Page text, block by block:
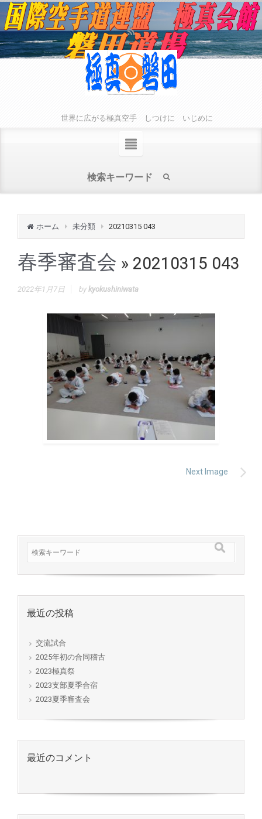
世界に広がる極真空手 しつけに いじめに
ホーム 未分類 20210315 043
春季審査会 » 20210315 043
2022年1月7日 by kyokushiniwata
Next Image
最近の投稿
交流試合
2025年初の合同稽古
2023極真祭
2023支部夏季合宿
2023夏季審査会
最近のコメント